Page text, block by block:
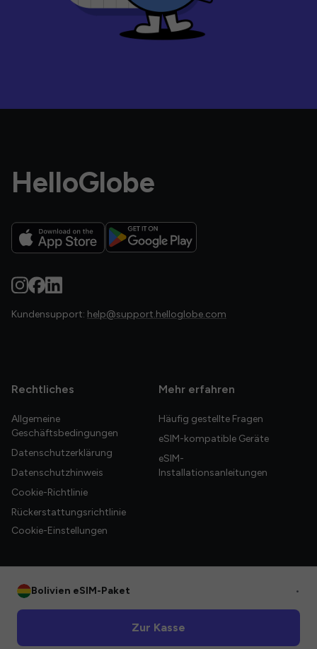
HelloGlobe
Kundensupport: help@support.helloglobe.com
Rechtliches
Allgemeine
Geschäftsbedingungen
Datenschutzerklärung
Datenschutzhinweis
Cookie-Richtlinie
Rückerstattungsrichtlinie
Cookie-Einstellungen
Mehr erfahren
Häufig gestellte Fragen
eSIM-kompatible Geräte
eSIM-
Installationsanleitungen
Bolivien eSIM-Paket •
Zur Kasse